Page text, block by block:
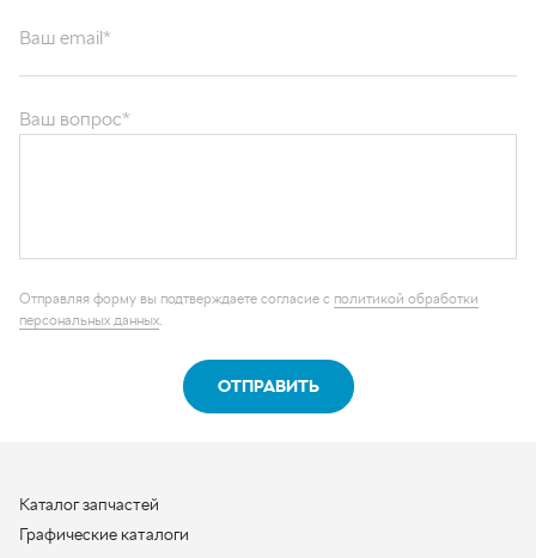
персональных данных
Каталог запчастей
Контактная информация
+7 (950) 730-92-10